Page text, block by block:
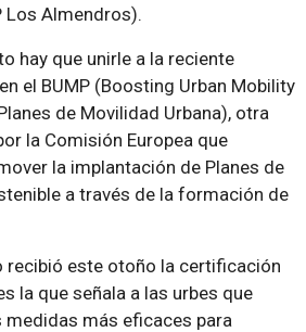
Los Almendros).
hay que unirle a la reciente
el BUMP (Boosting Urban Mobility
de Movilidad Urbana), otra
la Comisión Europea que
la implantación de Planes de
a través de la formación de
recibió este otoño la certificación
la que señala a las urbes que
medidas más eficaces para